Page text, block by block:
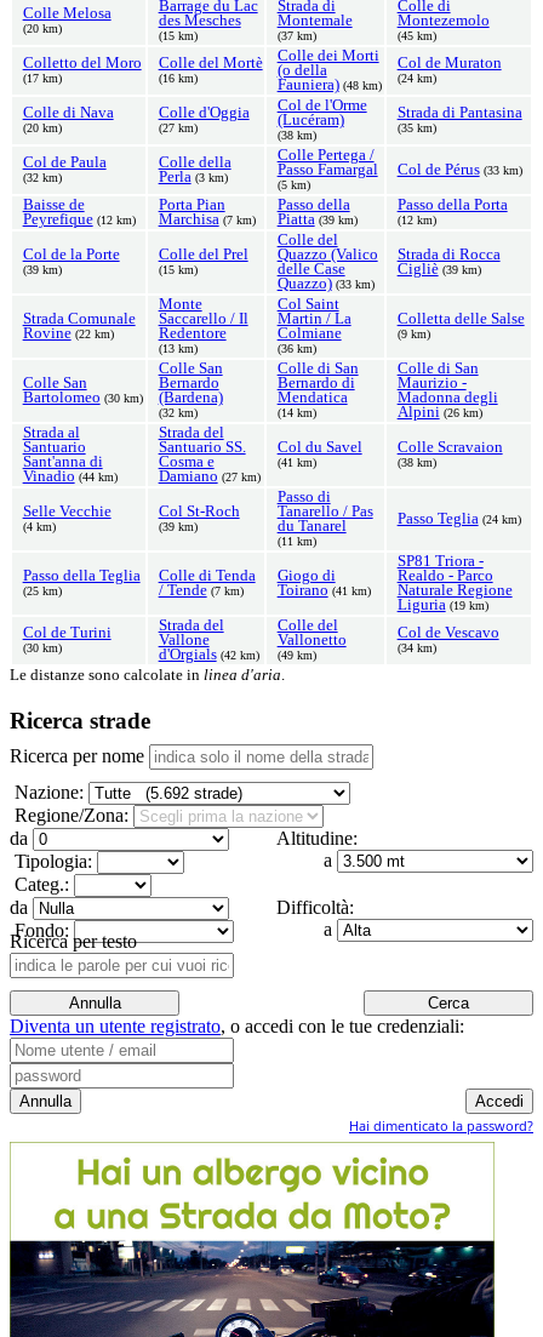
Colle Melosa
(20 km)
Barrage du Lac
des Mesches
(15 km)
Strada di
Montemale
(37 km)
Colle di
Montezemolo
(45 km)
Colletto del Moro
(17 km)
Colle del Mortè
(16 km)
Colle dei Morti
(o della
Fauniera) (48 km)
Col de Muraton
(24 km)
Colle di Nava
(20 km)
Colle d'Oggia
(27 km)
Col de l'Orme
(Lucéram)
(38 km)
Strada di Pantasina
(35 km)
Col de Paula
(32 km)
Colle della
Perla (3 km)
Colle Pertega /
Passo Famargal
(5 km)
Col de Pérus (33 km)
Baisse de
Peyrefique (12 km)
Porta Pian
Marchisa (7 km)
Passo della
Piatta (39 km)
Passo della Porta
(12 km)
Col de la Porte
(39 km)
Colle del Prel
(15 km)
Colle del
Quazzo (Valico
delle Case
Quazzo) (33 km)
Strada di Rocca
Cigliè (39 km)
Strada Comunale
Rovine (22 km)
Monte
Saccarello / Il
Redentore
(13 km)
Col Saint
Martin / La
Colmiane
(36 km)
Colletta delle Salse
(9 km)
Colle San
Bartolomeo (30 km)
Colle San
Bernardo
(Bardena)
(32 km)
Colle di San
Bernardo di
Mendatica
(14 km)
Colle di San
Maurizio -
Madonna degli
Alpini (26 km)
Strada al
Santuario
Sant'anna di
Vinadio (44 km)
Strada del
Santuario SS.
Cosma e
Damiano (27 km)
Col du Savel
(41 km)
Colle Scravaion
(38 km)
Selle Vecchie
(4 km)
Col St-Roch
(39 km)
Passo di
Tanarello / Pas
du Tanarel
(11 km)
Passo Teglia (24 km)
Passo della Teglia
(25 km)
Colle di Tenda
/ Tende (7 km)
Giogo di
Toirano (41 km)
SP81 Triora -
Realdo - Parco
Naturale Regione
Liguria (19 km)
Col de Turini
(30 km)
Strada del
Vallone
d'Orgials (42 km)
Colle del
Vallonetto
(49 km)
Col de Vescavo
(34 km)
Le distanze sono calcolate in linea d'aria.
Ricerca strade
Ricerca per nome
Nazione:
Regione/Zona:
Altitudine:
da
a
Tipologia:
Categ.:
Difficoltà:
da
a
Fondo:
Ricerca per testo
Diventa un utente registrato, o accedi con le tue credenziali:
Hai dimenticato la password?